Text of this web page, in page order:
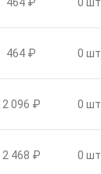
464 ₽ 0 шт.
2 096 ₽ 0 шт.
2 468 ₽ 0 шт.